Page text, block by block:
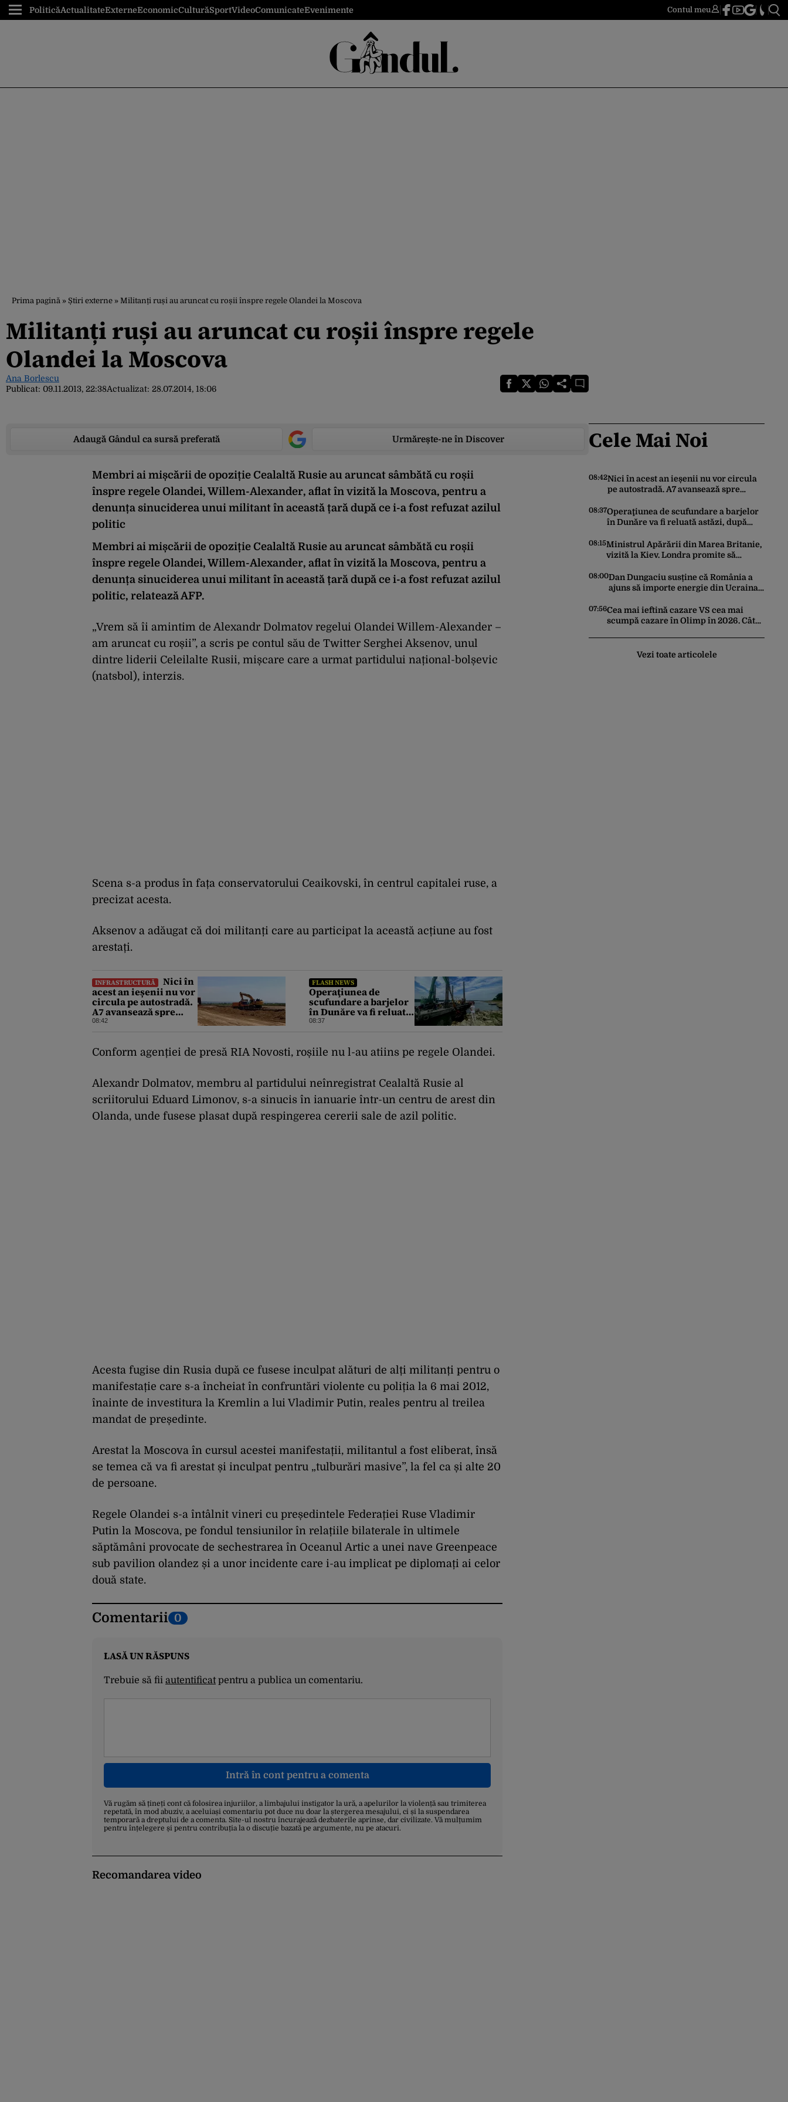
PoliticăActualitateExterneEconomicCulturăSportVideoComunicateEvenimente Contul meu
Prima pagină » Știri externe » Militanți ruși au aruncat cu roșii înspre regele Olandei la Moscova
Militanți ruși au aruncat cu roșii înspre regele
Olandei la Moscova
Ana Borlescu
Publicat: 09.11.2013, 22:38Actualizat: 28.07.2014, 18:06
Adaugă Gândul ca sursă preferată Urmărește-ne în Discover
Membri ai mișcării de opoziție Cealaltă Rusie au aruncat sâmbătă cu roșii
înspre regele Olandei, Willem-Alexander, aflat în vizită la Moscova, pentru a
denunța sinuciderea unui militant în această țară după ce i-a fost refuzat azilul
politic
Membri ai mișcării de opoziție Cealaltă Rusie au aruncat sâmbătă cu roșii
înspre regele Olandei, Willem-Alexander, aflat în vizită la Moscova, pentru a
denunța sinuciderea unui militant în această țară după ce i-a fost refuzat azilul
politic, relatează AFP.
„Vrem să îi amintim de Alexandr Dolmatov regelui Olandei Willem-Alexander –
am aruncat cu roșii”, a scris pe contul său de Twitter Serghei Aksenov, unul
dintre liderii Celeilalte Rusii, mișcare care a urmat partidului național-bolșevic
(natsbol), interzis.
Scena s-a produs în fața conservatorului Ceaikovski, în centrul capitalei ruse, a
precizat acesta.
Aksenov a adăugat că doi militanți care au participat la această acțiune au fost
arestați.
INFRASTRUCTURĂ
Nici în
acest an ieșenii nu vor
circula pe autostradă.
A7 avansează spre
Pașcani, în timp ce pe
08:42
FLASH NEWS
Operaţiunea de
scufundare a barjelor
în Dunăre va fi reluată
astăzi, după două
08:37
Conform agenției de presă RIA Novosti, roșiile nu l-au atiins pe regele Olandei.
Alexandr Dolmatov, membru al partidului neînregistrat Cealaltă Rusie al
scriitorului Eduard Limonov, s-a sinucis în ianuarie într-un centru de arest din
Olanda, unde fusese plasat după respingerea cererii sale de azil politic.
Acesta fugise din Rusia după ce fusese inculpat alături de alți militanți pentru o
manifestație care s-a încheiat în confruntări violente cu poliția la 6 mai 2012,
înainte de investitura la Kremlin a lui Vladimir Putin, reales pentru al treilea
mandat de președinte.
Arestat la Moscova în cursul acestei manifestații, militantul a fost eliberat, însă
se temea că va fi arestat și inculpat pentru „tulburări masive”, la fel ca și alte 20
de persoane.
Regele Olandei s-a întâlnit vineri cu președintele Federației Ruse Vladimir
Putin la Moscova, pe fondul tensiunilor în relațiile bilaterale în ultimele
săptămâni provocate de sechestrarea în Oceanul Artic a unei nave Greenpeace
sub pavilion olandez și a unor incidente care i-au implicat pe diplomați ai celor
două state.
Comentarii 0
LASĂ UN RĂSPUNS
Trebuie să fii autentificatpentru a publica un comentariu.
Intră în cont pentru a comenta
Vă rugăm să țineți cont că folosirea injuriilor, a limbajului instigator la ură, a apelurilor la violență sau trimiterea
repetată, în mod abuziv, a aceluiași comentariu pot duce nu doar la ștergerea mesajului, ci și la suspendarea
temporară a dreptului de a comenta. Site-ul nostru încurajează dezbaterile aprinse, dar civilizate. Vă mulțumim
pentru înțelegere și pentru contribuția la o discuție bazată pe argumente, nu pe atacuri.
Recomandarea video
Cele Mai Noi
08:42Nici în acest an ieșenii nu vor circula
pe autostradă. A7 avansează spre
întârzie
08:37Operaţiunea de scufundare a barjelor
în Dunăre va fi reluată astăzi, după
08:15Ministrul Apărării din Marea Britanie,
vizită la Kiev. Londra promite să
08:00Dan Dungaciu susține că România a
ajuns să importe energie din Ucraina
bilanțul politic al ultimilor ani
07:56Cea mai ieftină cazare VS cea mai
scumpă cazare în Olimp în 2026. Cât
Vezi toate articolele